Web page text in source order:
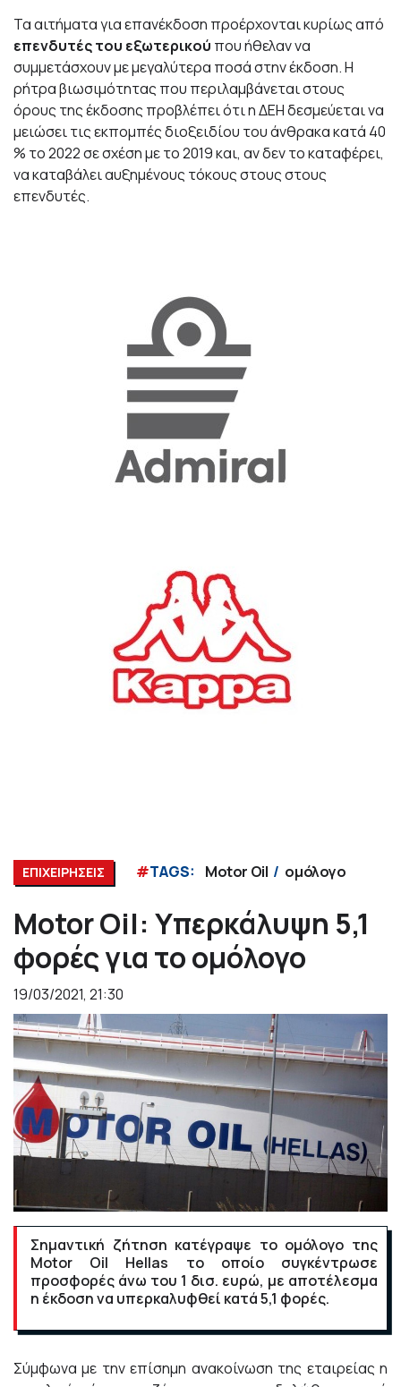
Τα αιτήματα για επανέκδοση προέρχονται κυρίως από
επενδυτές του εξωτερικού που ήθελαν να
συμμετάσχουν με μεγαλύτερα ποσά στην έκδοση. Η
ρήτρα βιωσιμότητας που περιλαμβάνεται στους
όρους της έκδοσης προβλέπει ότι η ΔΕΗ δεσμεύεται να
μειώσει τις εκπομπές διοξειδίου του άνθρακα κατά 40
% το 2022 σε σχέση με το 2019 και, αν δεν το καταφέρει,
να καταβάλει αυξημένους τόκους στους στους
επενδυτές.
ΕΠΙΧΕΙΡΗΣΕΙΣ #TAGS: Motor Oil ομόλογο
Motor Oil: Υπερκάλυψη 5,1
φορές για το ομόλογο
19/03/2021, 21:30
Σημαντική ζήτηση κατέγραψε το ομόλογο της
Motor Oil Hellas το οποίο συγκέντρωσε
προσφορές άνω του 1 δισ. ευρώ, με αποτέλεσμα
η έκδοση να υπερκαλυφθεί κατά 5,1 φορές.
Σύμφωνα με την επίσημη ανακοίνωση της εταιρείας η